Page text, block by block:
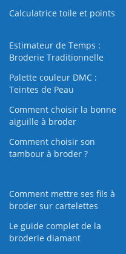
Calculatrice toile et points
Estimateur de Temps :
Broderie Traditionnelle
Palette couleur DMC :
Teintes de Peau
Comment choisir la bonne
aiguille à broder
Comment choisir son
tambour à broder ?
Comment mettre ses fils à
broder sur cartelettes
Le guide complet de la
broderie diamant